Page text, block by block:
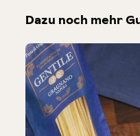
Dazu noch mehr
Produktgalerie